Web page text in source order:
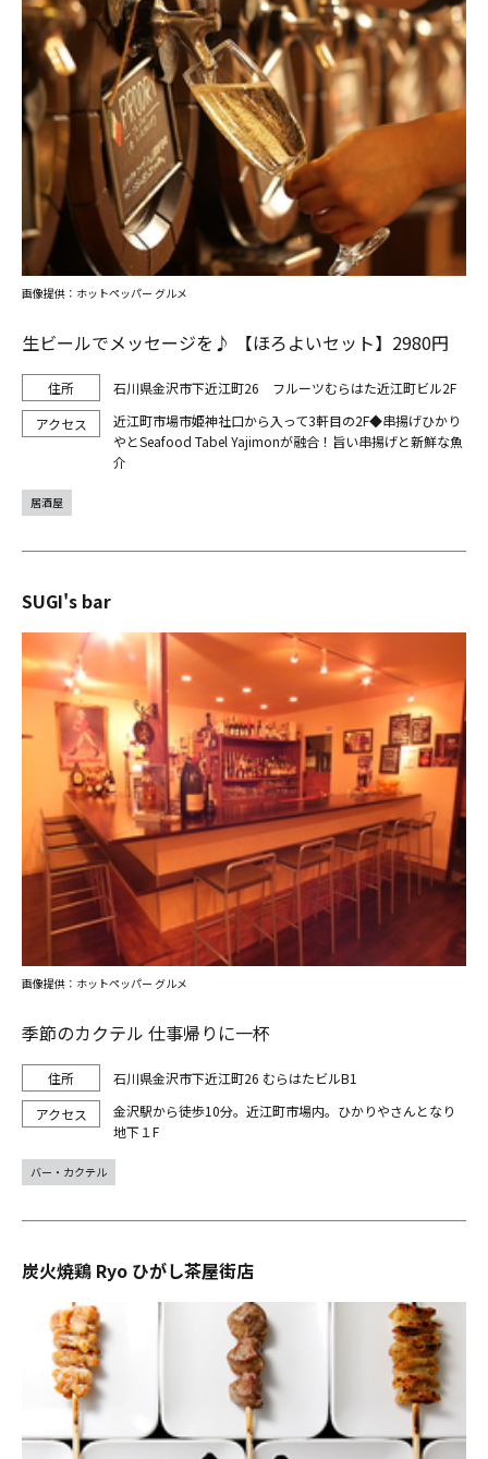
生ビールでメッセージを♪ 【ほろよいセット】2980円
石川県金沢市下近江町26 フルーツむらはた近江町ビル2F
近江町市場市姫神社口から入って3軒目の2F◆串揚げひかり
やとSeafood Tabel Yajimonが融合！旨い串揚げと新鮮な魚
介
画像提供：ホットペッパー グルメ
居酒屋
SUGI's bar
季節のカクテル 仕事帰りに一杯
石川県金沢市下近江町26 むらはたビルB1
金沢駅から徒歩10分。近江町市場内。ひかりやさんとなり
地下１F
画像提供：ホットペッパー グルメ
バー・カクテル
炭火焼鶏 Ryo ひがし茶屋街店